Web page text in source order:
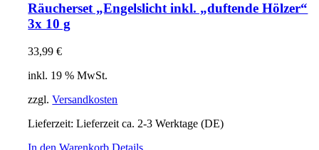
Räucherset „Engelslicht inkl. „duftende Hölzer“
3x 10 g
33,99€
inkl. 19 % MwSt.
zzgl.Versandkosten
Lieferzeit:Lieferzeit ca. 2-3 Werktage (DE)
In den Warenkorb Details